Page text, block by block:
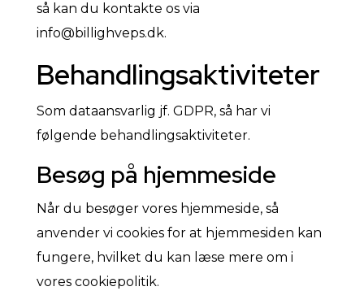
så kan du kontakte os via
info@billighveps.dk.
Behandlingsaktiviteter
Som dataansvarlig jf. GDPR, så har vi
følgende behandlingsaktiviteter.
Besøg på hjemmeside
Når du besøger vores hjemmeside, så
anvender vi cookies for at hjemmesiden kan
fungere, hvilket du kan læse mere om i
vores cookiepolitik.